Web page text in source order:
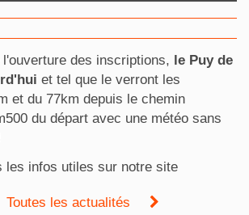
des inscriptions, le Puy de
et tel que le verront les
et du 77km depuis le chemin
du départ avec une météo sans
les infos utiles sur notre site
Toutes les actualités